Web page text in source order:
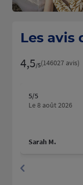
Les avis
4,5/5Note de 4.5 sur 5
(146027 avis)
5/5
Le 8 août 2026
Sarah M.